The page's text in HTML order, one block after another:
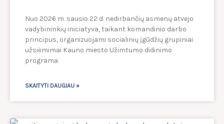
Nuo 2026 m. sausio 22 d. nedirbančių asmenų atvejo
vadybininkių iniciatyva, taikant komandinio darbo
principus, organizuojami socialinių įgūdžių grupiniai
užsiėmimai Kauno miesto Užimtumo didinimo
programa
SKAITYTI DAUGIAU »